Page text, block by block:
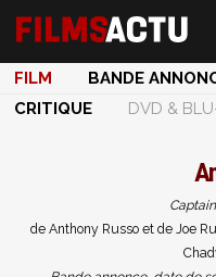
FILM BANDE
CRITIQUE
DVD &
de Anthony Russo et de Joe